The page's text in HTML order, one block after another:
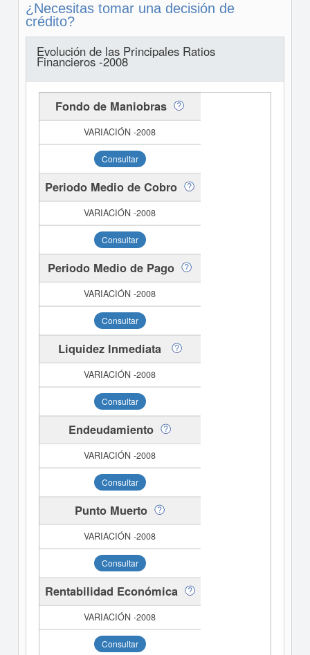
¿Necesitas tomar una decisión de
crédito?
Evolución de las Principales Ratios
Financieros -2008
Fondo de Maniobras
Consultar
Periodo Medio de Cobro
Consultar
Periodo Medio de Pago
Consultar
Liquidez Inmediata
Consultar
Endeudamiento
Consultar
Punto Muerto
Consultar
Rentabilidad Económica
Consultar